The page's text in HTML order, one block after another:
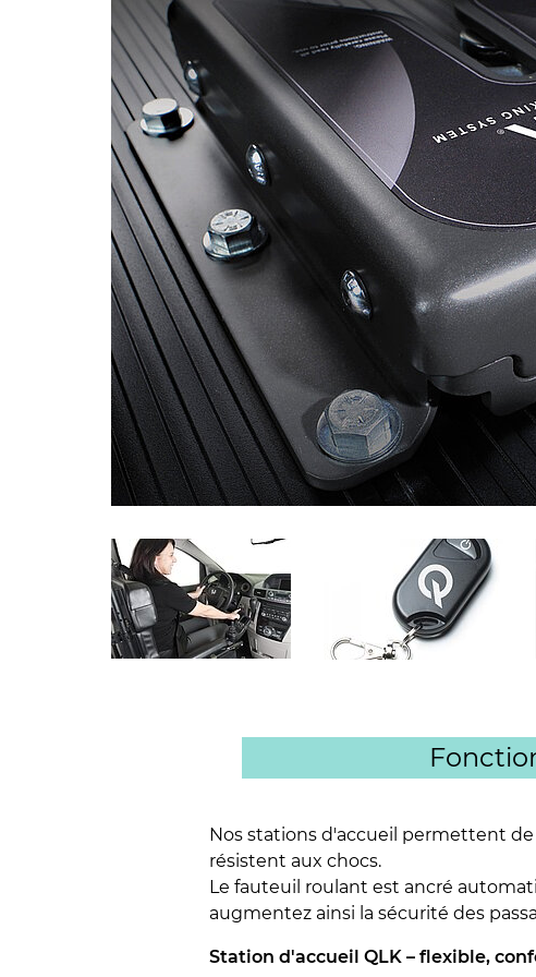
Nos stations d'accueil permettent
résistent aux chocs.
Le fauteuil roulant est ancré
augmentez ainsi la sécurité des
Station d'accueil QLK – flexible,